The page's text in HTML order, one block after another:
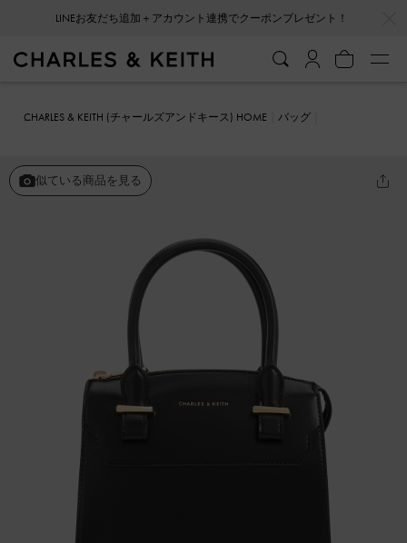
CHARLES & KEITH (チャールズアンドキース) HOME
バッグ
似ている商品を見る